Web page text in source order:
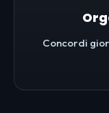
Concordi